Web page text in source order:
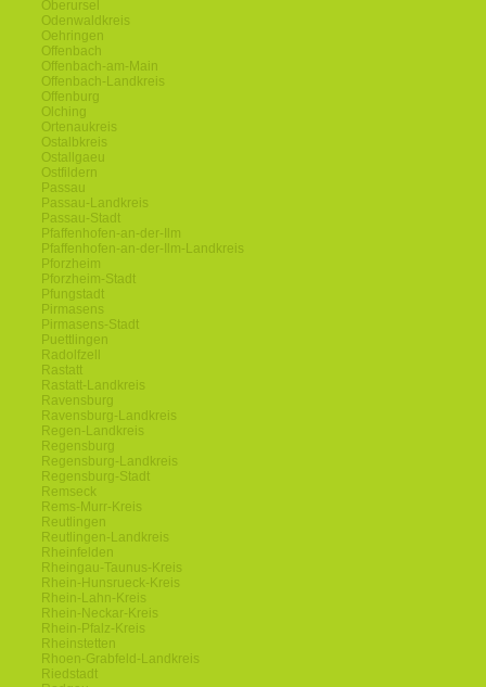
Oberursel
Odenwaldkreis
Oehringen
Offenbach
Offenbach-am-Main
Offenbach-Landkreis
Offenburg
Olching
Ortenaukreis
Ostalbkreis
Ostallgaeu
Ostfildern
Passau
Passau-Landkreis
Passau-Stadt
Pfaffenhofen-an-der-Ilm
Pfaffenhofen-an-der-Ilm-Landkreis
Pforzheim
Pforzheim-Stadt
Pfungstadt
Pirmasens
Pirmasens-Stadt
Puettlingen
Radolfzell
Rastatt
Rastatt-Landkreis
Ravensburg
Ravensburg-Landkreis
Regen-Landkreis
Regensburg
Regensburg-Landkreis
Regensburg-Stadt
Remseck
Rems-Murr-Kreis
Reutlingen
Reutlingen-Landkreis
Rheinfelden
Rheingau-Taunus-Kreis
Rhein-Hunsrueck-Kreis
Rhein-Lahn-Kreis
Rhein-Neckar-Kreis
Rhein-Pfalz-Kreis
Rheinstetten
Rhoen-Grabfeld-Landkreis
Riedstadt